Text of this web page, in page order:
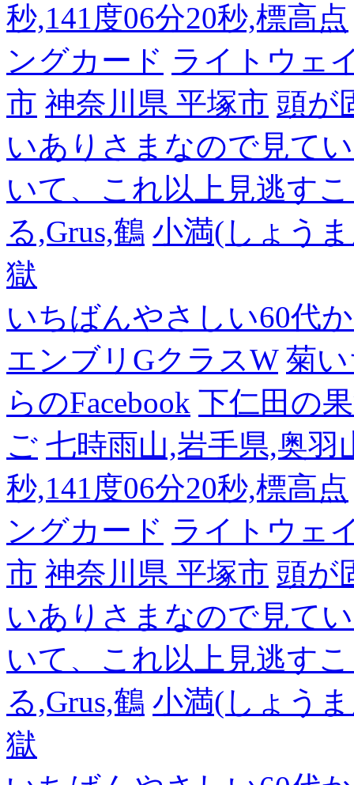
秒,141度06分20秒,標高点
ングカード ライトウェ
市 神奈川県 平塚市 頭が
いありさまなので見て
いて、これ以上見逃す
る,Grus,鶴 小満(しょう
獄
いちばんやさしい60代
エンブリGクラスW 菊
らのFacebook 下仁田の
ご 七時雨山,岩手県,奥羽
秒,141度06分20秒,標高点
ングカード ライトウェ
市 神奈川県 平塚市 頭が
いありさまなので見て
いて、これ以上見逃す
る,Grus,鶴 小満(しょう
獄